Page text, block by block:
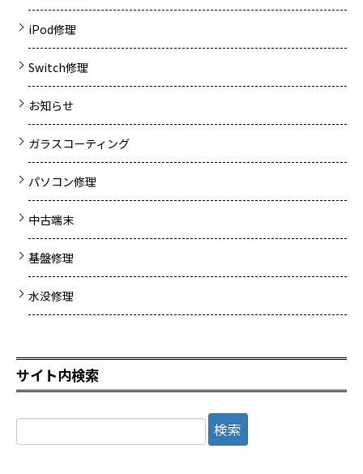
iPod修理
Switch修理
お知らせ
ガラスコーティング
パソコン修理
中古端末
基盤修理
水没修理
サイト内検索
検
索: